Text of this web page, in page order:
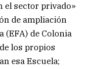
el sector privado»
de ampliación
(EFA) de Colonia
los propios
esa Escuela;